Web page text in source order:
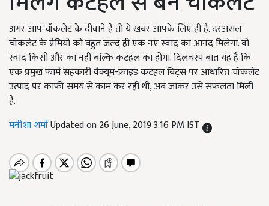
अगर आप चॉकलेट के दीवाने है तो ये खबर आपके लिए ही है. दरअसल
चॉकलेट के प्रेमियों को बहुत जल्द ही एक नए स्वाद का आनंद मिलेगा. वो
स्वाद किसी और का नहीं बल्कि कटहल का होगा. दिलचस्प बात यह है कि
एक प्रमुख फार्म सहकारी वैक्यूम-फ्राइड कटहल बिट्स पर आधारित चॉकलेट
उत्पाद पर काफी समय से काम कर रही थी, अब जाकर उसे सफलता मिली
है.
मनीशा शर्माUpdated on 26 June, 2019 3:16 PM IST